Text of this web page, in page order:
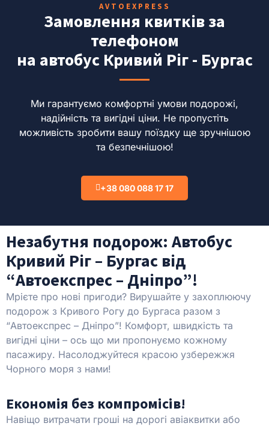
AVTOEXPRESS
Замовлення квитків за
телефоном
на автобус Кривий Ріг - Бургас
Ми гарантуємо комфортні умови подорожі,
надійність та вигідні ціни. Не пропустіть
можливість зробити вашу поїздку ще зручнішою
та безпечнішою!
+38 080 088 17 17
Незабутня подорож: Автобус
Кривий Ріг – Бургас від
“Автоекспрес – Дніпро”!
Мрієте про нові пригоди? Вирушайте у захоплюючу
подорож з Кривого Рогу до Бургаса разом з
“Автоекспрес – Дніпро”! Комфорт, швидкість та
вигідні ціни – ось що ми пропонуємо кожному
пасажиру. Насолоджуйтеся красою узбережжя
Чорного моря з нами!
Економія без компромісів!
Навіщо витрачати гроші на дорогі авіаквитки або